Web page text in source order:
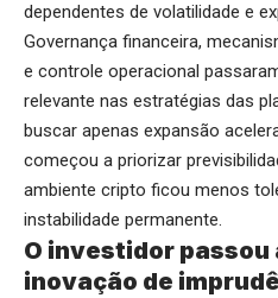
dependentes de volatilidade e
Governança financeira,
e controle operacional
relevante nas estratégias das
buscar apenas expansão
começou a priorizar
ambiente cripto ficou menos
instabilidade permanente.
O investidor passou
inovação de